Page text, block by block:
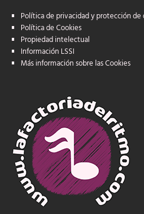
Política de privacidad y protección de
Política de Cookies
Propiedad intelectual
Información LSSI
Más información sobre las Cookies